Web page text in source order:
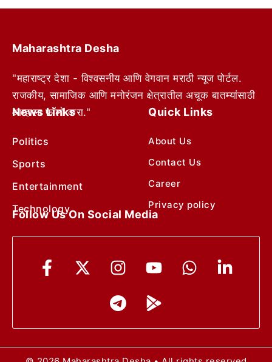
Maharashtra Desha
"महाराष्ट्र देशा - विश्वसनीय आणि वेगवान मराठी न्यूज पोर्टल.
राजकीय, सामाजिक आणि मनोरंजन क्षेत्रातील अचूक बातम्यांसाठी
आम्हाला फॉलो करा."
News Links
Politics
Sports
Entertainment
Technology
Quick Links
About Us
Contact Us
Career
Privacy policy
Follow Us On Social Media